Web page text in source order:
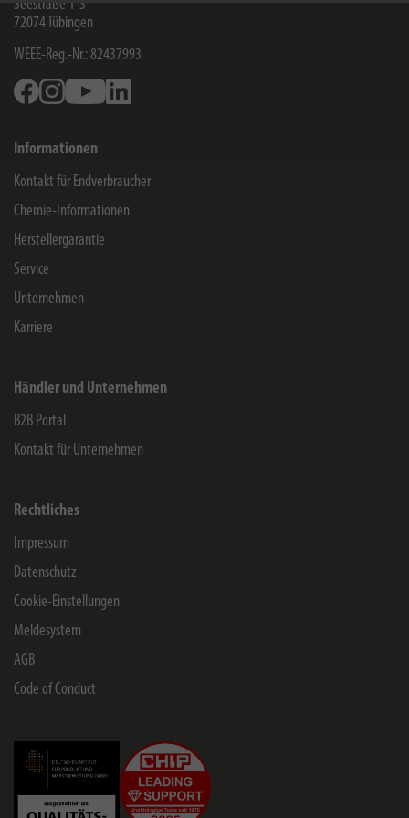
Seestraße 1-3
72074 Tübingen
WEEE-Reg.-Nr.: 82437993
FacebookInstagramYoutube
Informationen
Kontakt für Endverbraucher
Chemie-Informationen
Herstellergarantie
Service
Unternehmen
Karriere
Händler und Unternehmen
B2B Portal
Kontakt für Unternehmen
Rechtliches
Impressum
Datenschutz
Cookie-Einstellungen
Meldesystem
AGB
Code of Conduct